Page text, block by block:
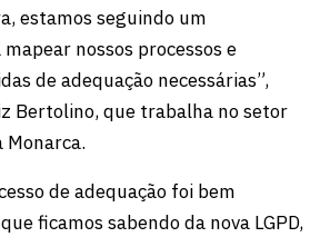
estamos seguindo um
nossos processos e
de adequação necessárias”,
Bertolino, que trabalha no setor
de adequação foi bem
ficamos sabendo da nova LGPD,